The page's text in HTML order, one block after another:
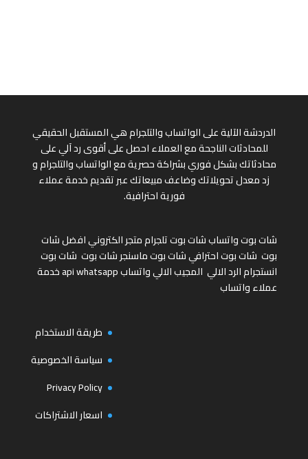
الدردشة الآلية على الواتساب والتلجرام هي المستقبل الحقيقي
للمحادثات الناجحة مع العملاء احصل على أقوى رد آلي على
محادثاتك بشكل فوري بشراكة حصرية مع الواتساب والتلجرام و
زد معدل تحويلاتك وضاعف مبيعاتك عبر تقديم خدمة عملاء
فورية احترافية.
شات بوت واتسابشات بوت تلجراممتجر الكترونيافضل شات
بوت شات بوت احترافيشات بوت ماسنجرشات بوت شات بوت
انستجرامالرد الالي المجيب الالي واتسابapi whatsappخدمة
عملاء واتساب
طريقة الاستخدام
سياسة الخصوصية
Privacy Policy
اسعار الاشتراكات